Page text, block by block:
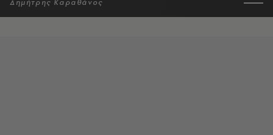
Δημήτρης Καραθάνος